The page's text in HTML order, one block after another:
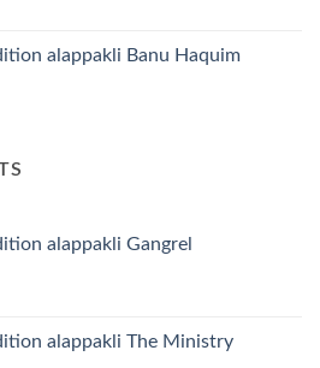
alappakli Banu Haquim
alappakli Gangrel
alappakli The Ministry